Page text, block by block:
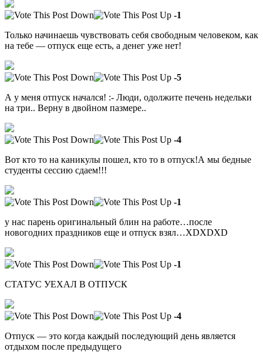
-1
Только начинаешь чувствовать себя свободным человеком, как
на тебе — отпуск еще есть, а денег уже нет!
-5
А у меня отпуск начался! :- Люди, одолжите печень недельки
на три.. Верну в двойном пазмере..
-4
Вот кто то на каникулы пошел, кто то в отпуск!А мы бедные
студенты сессию сдаем!!!
-1
у нас парень оригинальный блин на работе…после
новогодних праздников еще и отпуск взял…XDXDXD
-1
СТАТУС УЕХАЛ В ОТПУСК
-4
Отпуск — это когда каждый последующий день является
отдыхом после предыдущего